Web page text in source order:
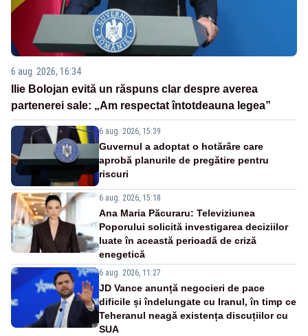
6 aug. 2026, 16:34
Ilie Bolojan evită un răspuns clar despre averea
partenerei sale: „Am respectat întotdeauna legea”
6 aug. 2026, 15:39
Guvernul a adoptat o hotărâre care
aprobă planurile de pregătire pentru
riscuri
6 aug. 2026, 15:18
Ana Maria Păcuraru: Televiziunea
Poporului solicită investigarea deciziilor
luate în această perioadă de criză
enegetică
6 aug. 2026, 11:27
JD Vance anunță negocieri de pace
dificile și îndelungate cu Iranul, în timp ce
Teheranul neagă existența discuțiilor cu
SUA